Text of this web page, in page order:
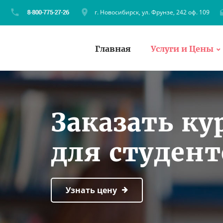
г. Новосибирск, ул. Фрунзе, 242 оф. 109
Главная Услуги и Цены
Заказать
для
Узнать цену